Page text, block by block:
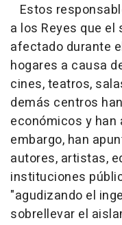
Estos
a los Reyes que
afectado durante
hogares a causa
cines, teatros,
demás centros
económicos y han
embargo, han
autores, artistas,
instituciones
"agudizando el
sobrellevar el